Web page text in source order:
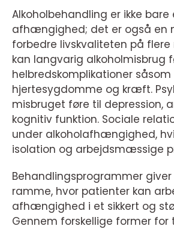
Alkoholbehandling er ikke
afhængighed; det er også en
forbedre livskvaliteten på flere
kan langvarig alkoholmisbrug
helbredskomplikationer såsom
hjertesygdomme og kræft.
misbruget føre til depression,
kognitiv funktion. Sociale
under alkoholafhængighed,
isolation og arbejdsmæssige
Behandlingsprogrammer
ramme, hvor patienter kan
afhængighed i et sikkert og
Gennem forskellige former